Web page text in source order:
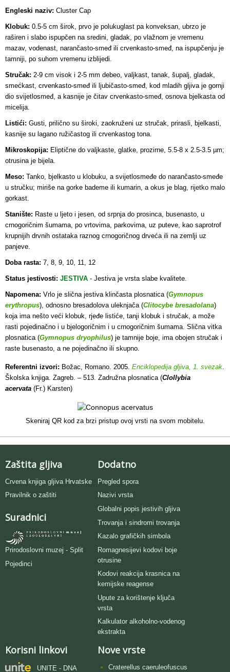
Engleski naziv: Cluster Cap
Klobuk: 0.5-5 cm širok, prvo je polukuglast pa konveksan, ubrzo je
raširen i slabo ispupčen na sredini, gladak, po vlažnom je vremenu
mazav, vodenast, narančasto-smeđ ili crvenkasto-smeđ, na ispupčenju je
tamniji, po suhom vremenu izblijedi.
Stručak: 2-9 cm visok i 2-5 mm debeo, valjkast, tanak, šupalj, gladak,
smećkast, crvenkasto-smeđ ili ljubičasto-smeđ, kod mladih gljiva je gornji
dio svijetlosmeđ, a kasnije je čitav crvenkasto-smeđ, osnova bjelkasta od
micelija.
Listići: Gusti, prilično su široki, zaokruženi uz stručak, prirasli, bjelkasti,
kasnije su lagano ružičastog ili crvenkastog tona.
Mikroskopija: Eliptične do valjkaste, glatke, prozirne, 5.5-8 x 2.5-3.5 µm;
otrusina je bijela.
Meso: Tanko, bjelkasto u klobuku, a svijetlosmeđe do narančasto-smeđe
u stručku; miriše na gorke bademe ili kumarin, a okus je blag, rijetko malo
gorkast.
Stanište: Raste u ljeto i jesen, od srpnja do prosinca, busenasto, u
crnogoričnim šumama, po vrtovima, parkovima, uz puteve, kao saprotrof
krupnijih drvnih ostataka raznog crnogoričnog drveća ili na zemlji uz
panjeve.
Doba rasta: 7, 8, 9, 10, 11, 12
Status jestivosti: JESTIVA - Jestiva je vrsta slabe kvalitete.
Napomena: Vrlo je slična jestiva klinčasta plosnatica (Gymnopus
erythropus), odnosno bresadolova uleknjača (Clitocybe bresadolana)
koja ima nešto veći klobuk, rjeđe listiće, tanji klobuk i stručak, a može
rasti pojedinačno i u bjelogoričnim i u crnogoričnim šumama. Slična vitka
plosnatica (Gymnopus dryophilus) je tamnije boje, ima obojen stručak i
raste busenasto, a ne pojedinačno ili skupno.
Referentni izvori: Božac, Romano. 2005. Enciklopedija gljiva, 1. svezak.
Školska knjiga. Zagreb. – 513. Zadružna plosnatica (Clollybia
acervata (Fr.) Karsten)
Skeniraj QR kod za brzi pristup ovoj vrsti na svom mobitelu.
Zaštita gljiva
Crvena knjiga gljiva Hrvatske
Pravilnik o zaštiti
Suradnici
Prirodoslovni muzej - Split
Pojedinci
Dodatno
Pregled spora
Nazivi vrsta
Globalni popis jestivih gljiva
Trovanja i sindromi trovanja
Kazalo grafičkih simbola
Romagnesijevi kodovi boje
otrusine
Kodovi reakcija krasnica na
kemijske reagense
Upute za korištenje ključa
vrsta
Kalkulator alkoholno-vodenog
ekstrakta
Korisni linkovi
UNITE - DNA
Nove vrste
Craterellus caeruleofuscus